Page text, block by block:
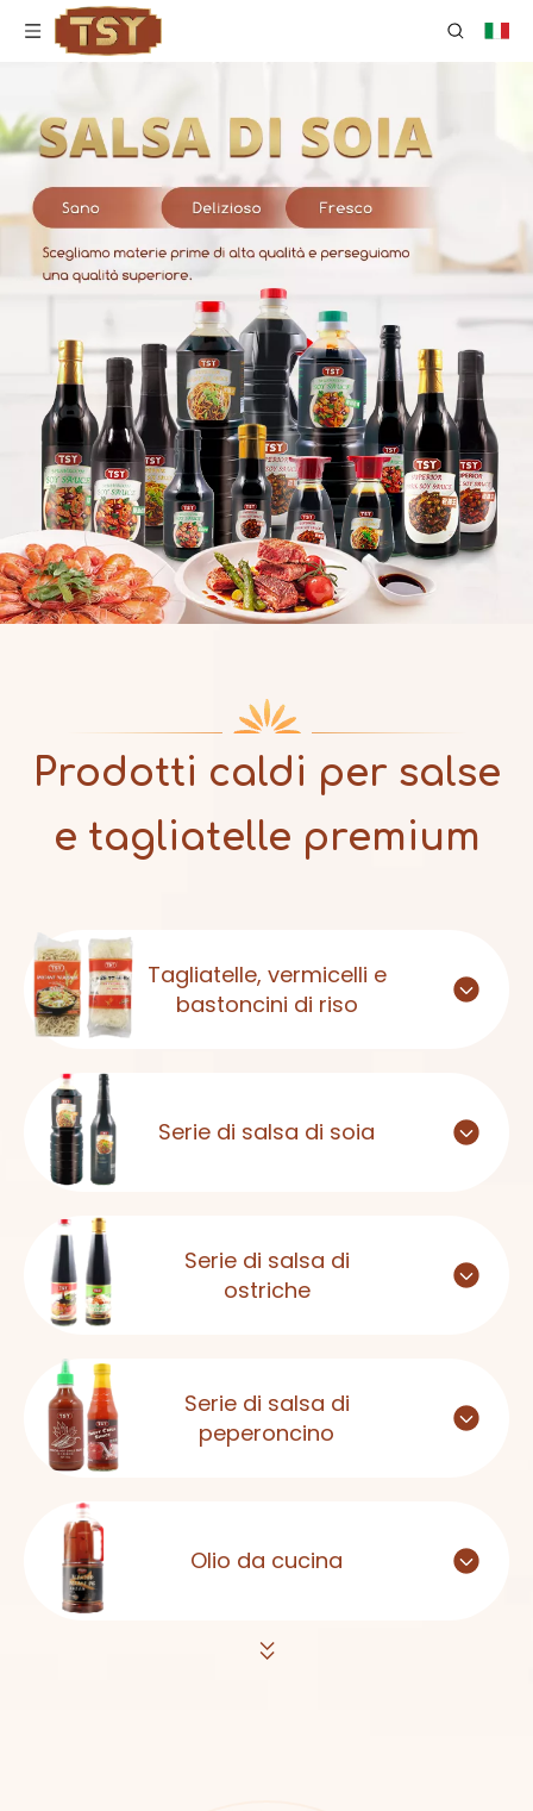
Prodotti caldi per salse
e tagliatelle premium
Tagliatelle, vermicelli e
bastoncini di riso
Serie di salsa di soia
Serie di salsa di
ostriche
Serie di salsa di
peperoncino
Olio da cucina